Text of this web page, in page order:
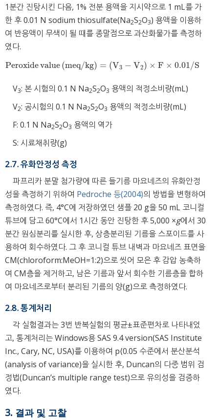
1분간 진탕시킨 다음, 1% 전분 용액을 지시약으로 1 mL를 가
한 후 0.01 N sodium thiosulfate(Na2S2O3) 용액을 이용하
여 반응액이 무색이 될 때를 종말점으로 과산화물가를 측정하
였다.
Peroxidevalue(meq/kg) = (V3 − V2) × F × 0.01/S
Peroxidevaluemeq/kg=V3 −V2×F×0.01/S
V3: 본 시험의 0.1 N Na2S2O3 용액의 적정소비량(mL)
V2: 공시험의 0.1 N Na2S2O3 용액의 적정소비량(mL)
F: 0.1 N Na2S2O3 용액의 역가
S: 시료채취량(g)
2.7. 유화안정성 측정
파프리카 분말 첨가량에 따른 들기름 마요네즈의 유화안정
성을 측정하기 위하여 Pedroche 등(2004)의 방법을 변형하여
측정하였다. 즉, 4°C에 저장하였던 샘플 20 g을 50 mL 코니컬
튜브에 담고 60°C에서 1시간 동안 진탕한 후 5,000 ×g에서 30
분간 원심분리를 실시한 후, 상층분리된 기름을 스포이드를 사
용하여 회수하였다. 그 후 코니컬 튜브 내벽과 마요네즈 표면을
CM(chloroform:MeOH=1:2)으로 씻어 모은 후 감압 농축하
여 CM층을 제거하고, 남은 기름과 앞서 회수한 기름층을 합하
여 마요네즈로부터 분리된 기름의 양(g)으로 측정하였다.
2.8. 통계처리
각 실험결과는 3번 반복실험의 평균±표준편차로 나타내었
고, 통계처리는 Windows용 SAS 9.4 version(SAS Institute
Inc., Cary, NC, USA)를 이용하여 p⟨0.05 수준에서 분산분석
(analysis of variance)을 실시한 후, Duncan의 다중 범위 검
정법(Duncan’s multiple range test)으로 유의성을 검증하
였다.
3. 결과 및 고찰